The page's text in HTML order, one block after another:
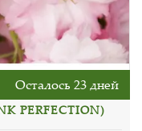
Осталось 23 дней
PERFECTION)